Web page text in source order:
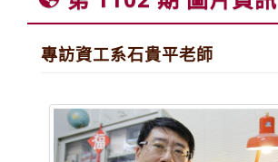
專訪資工系石貴平老師